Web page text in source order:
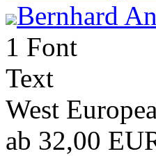
Bernhard
1 Font
Text
West
ab 32,00